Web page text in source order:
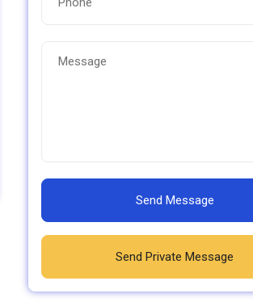
Send Message
Send Private Message